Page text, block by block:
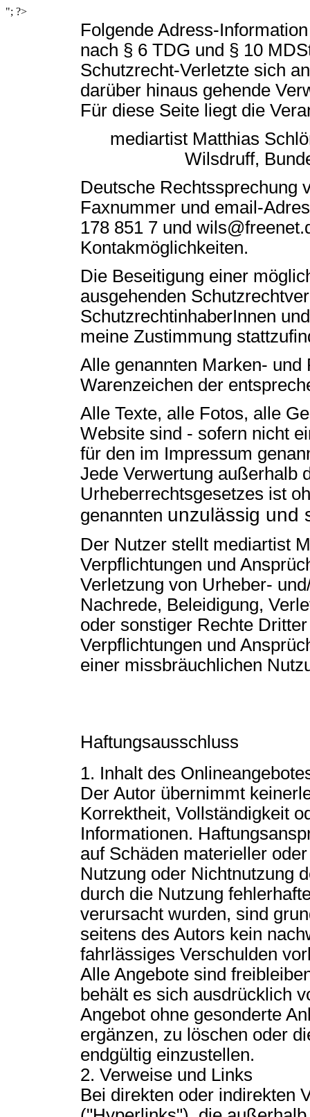
"; ?>
Folgende Adress-
nach § 6 TDG und § 10
Schutzrecht-Verletzte sich
darüber hinaus gehende
Für diese Seite liegt die
mediartist Matthias
Wilsdruff,
Deutsche Rechtssprechung
Faxnummer und email-
178 851 7 und
Kontakmöglichkeiten.
Die Beseitigung einer
ausgehenden
SchutzrechtinhaberInnen
meine Zustimmung
Alle genannten Marken-
Warenzeichen der
Alle Texte, alle Fotos, alle
Website sind - sofern nicht
für den im Impressum
Jede Verwertung außerhalb
Urheberrechtsgesetzes ist
genannten unzulässig und
Der Nutzer stellt mediartist
Verpflichtungen und
Verletzung von Urheber-
Nachrede, Beleidigung,
oder sonstiger Rechte
Verpflichtungen und
einer missbräuchlichen
Haftungsausschluss
1. Inhalt des
Der Autor übernimmt
Korrektheit, Vollständigkeit
Informationen.
auf Schäden materieller
Nutzung oder Nichtnutzung
durch die Nutzung
verursacht wurden, sind
seitens des Autors kein
fahrlässiges Verschulden
Alle Angebote sind
behält es sich ausdrücklich
Angebot ohne gesonderte
ergänzen, zu löschen oder
endgültig einzustellen.
2. Verweise und Links
Bei direkten oder indirekten